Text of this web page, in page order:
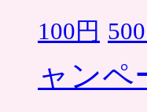
100円
ャンペ